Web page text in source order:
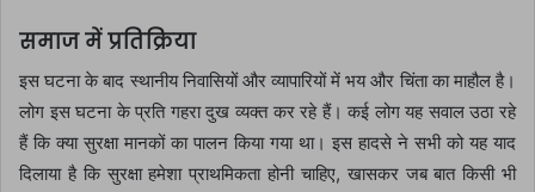
समाज में प्रतिक्रिया
इस घटना के बाद स्थानीय निवासियों और व्यापारियों में भय और चिंता का माहौल है।
लोग इस घटना के प्रति गहरा दुख व्यक्त कर रहे हैं। कई लोग यह सवाल उठा रहे
हैं कि क्या सुरक्षा मानकों का पालन किया गया था। इस हादसे ने सभी को यह याद
दिलाया है कि सुरक्षा हमेशा प्राथमिकता होनी चाहिए, खासकर जब बात किसी भी